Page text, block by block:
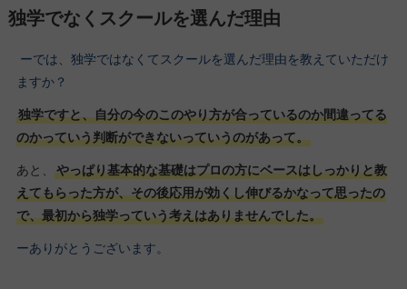
独学でなくスクールを選んだ理由
ーでは、独学ではなくてスクールを選んだ理由を教えていただけ
ますか？
独学ですと、自分の今のこのやり方が合っているのか間違ってる
のかっていう判断ができないっていうのがあって。
あと、
やっぱり基本的な基礎はプロの方にベースはしっかりと教
えてもらった方が、その後応用が効くし伸びるかなって思ったの
で、最初から独学っていう考えはありませんでした。
ーありがとうございます。